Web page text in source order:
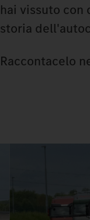
hai vissuto
storia
Raccontacelo